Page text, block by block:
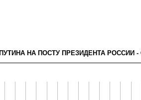
НА ПОСТУ ПРЕЗИДЕНТА